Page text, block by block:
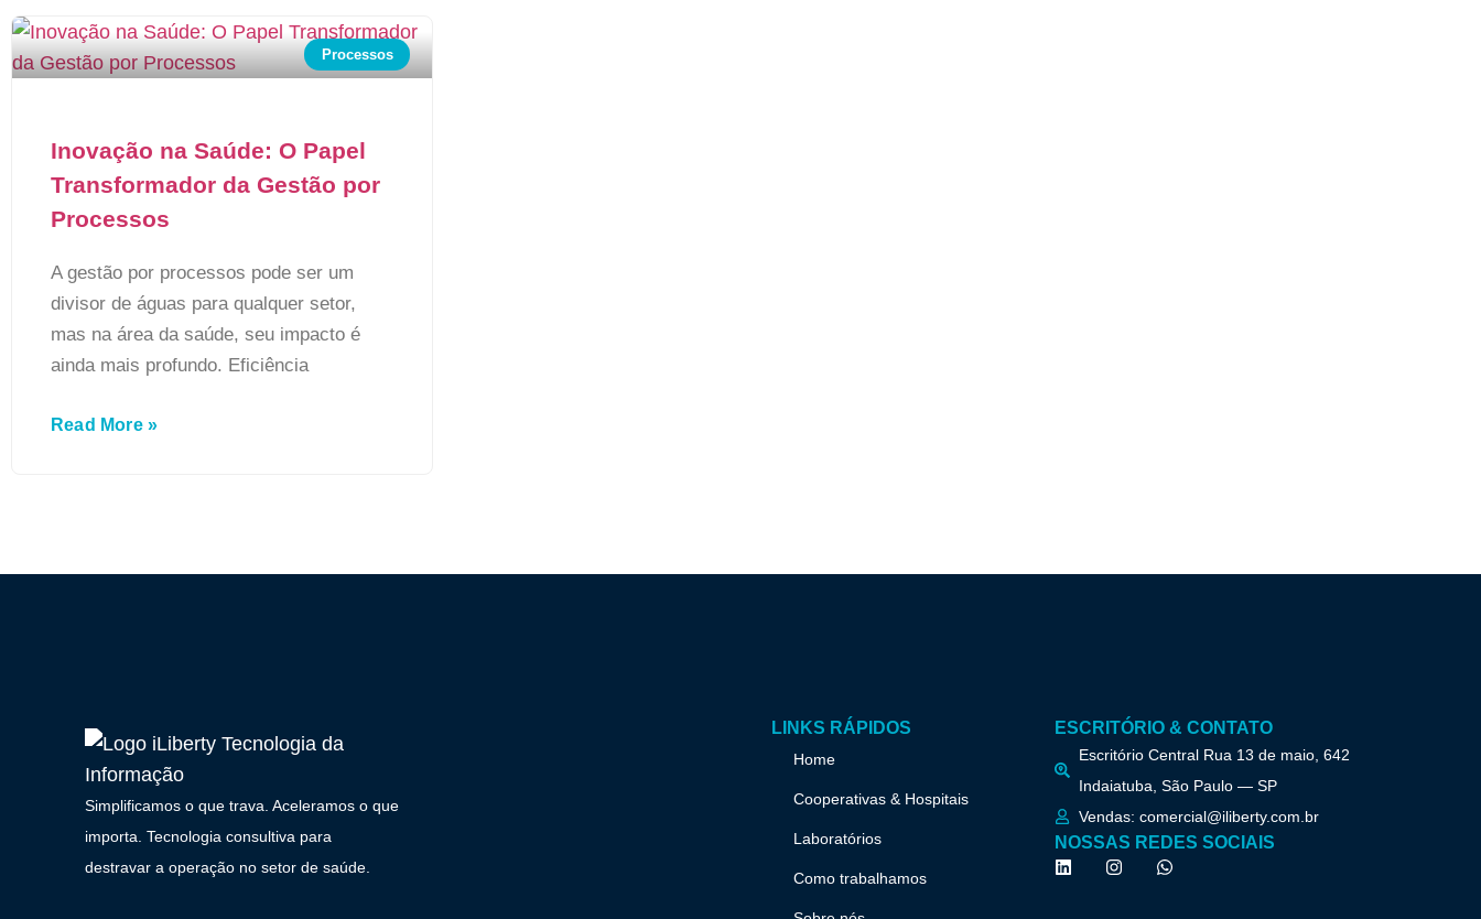
Processos
Inovação na Saúde: O Papel
Transformador da Gestão por
Processos
A gestão por processos pode ser um
divisor de águas para qualquer setor,
mas na área da saúde, seu impacto é
ainda mais profundo. Eficiência
Read More »
Simplificamos o que trava. Aceleramos o que
importa. Tecnologia consultiva para
destravar a operação no setor de saúde.
LINKS RÁPIDOS
Home
Cooperativas & Hospitais
Laboratórios
Como trabalhamos
ESCRITÓRIO & CONTATO
Escritório Central Rua 13 de maio, 642
Indaiatuba, São Paulo — SP
Vendas: comercial@iliberty.com.br
NOSSAS REDES SOCIAIS